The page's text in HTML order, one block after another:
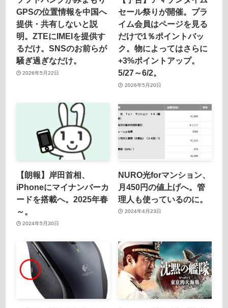
GPSの位置情報を中国へ
提供・共有しないと説
明。ZTEにIMEIを提供す
るだけ。SNSのお前らが
騒ぎ過ぎなだけ。
2026年5月22日
セール祭りが開催。プラ
イム会員はページを見る
だけで1％ポイントバッ
ク。物によってはさらに
+3%ポイントアップ。
5/27～6/2。
2026年5月20日
【朗報】岸田首相、
iPhoneにマイナンバーカ
ードを搭載へ。2025年春
～。
2024年5月30日
NURO光forマンション、
月450円の値上げへ。管
理人も使っているのに。
2024年4月23日